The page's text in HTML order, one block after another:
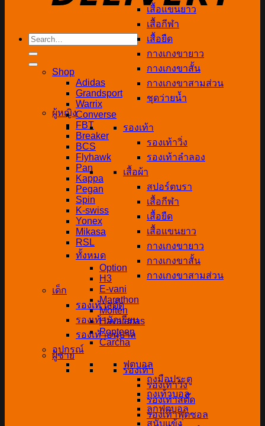
Search
for:
Shop
Adidas
Grandsport
Warrix
Converse
FBT
Breaker
BCS
Flyhawk
Pan
Kappa
Pegan
Spin
K-swiss
Yonex
Mikasa
RSL
ทั้งหมด
Option
H3
E-vani
Marathon
Molten
Havaianas
Popteen
Carcha
ผู้ชาย
รองเท้า
รองเท้าวิ่ง
รองเท้าสตั๊ด
รองเท้าฟุตซอล
เสื้อแขนยาว
เสื้อกีฬา
เสื้อยืด
กางเกงขายาว
กางเกงขาสั้น
กางเกงขาสามส่วน
ชุดว่ายน้ำ
ผู้หญิง
รองเท้า
รองเท้าวิ่ง
รองเท้าลำลอง
เสื้อผ้า
สปอร์ตบรา
เสื้อกีฬา
เสื้อยืด
เสื้อแขนยาว
กางเกงขายาว
กางเกงขาสั้น
กางเกงขาสามส่วน
เด็ก
รองเท้าสตั๊ด
รองเท้านักเรียน
รองเท้าอนุบาล
อุปกรณ์
ฟุตบอล
ถุงมือประตู
ถุงเท้าบอล
ลูกฟุตบอล
สนับแข้ง